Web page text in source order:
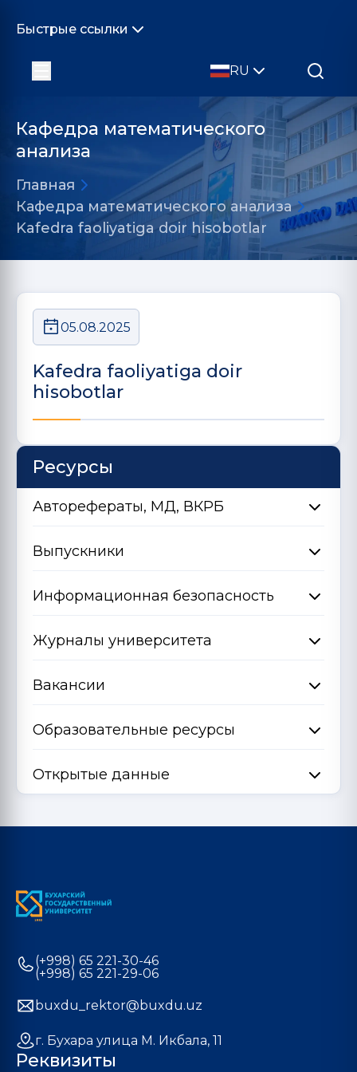
Быстрые ссылки
RU
Кафедра математического
анализа
Главная
Кафедра математического анализа
Kafedra faoliyatiga doir hisobotlar
05.08.2025
Kafedra faoliyatiga doir
hisobotlar
Ресурсы
Авторефераты, МД, ВКРБ
Выпускники
Информационная безопасность
Журналы университета
Вакансии
Образовательные ресурсы
Открытые данные
(+998) 65 221-30-46
(+998) 65 221-29-06
buxdu_rektor@buxdu.uz
г. Бухара улица М. Икбала, 11
Реквизиты